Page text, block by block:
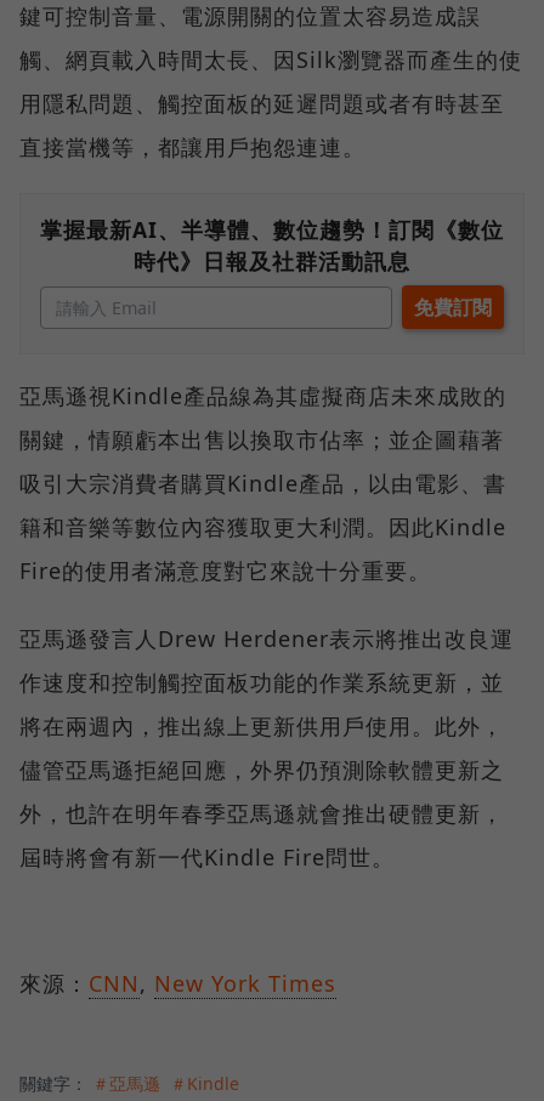
鍵可控制音量、電源開關的位置太容易造成誤
觸、網頁載入時間太長、因Silk瀏覽器而產生的使
用隱私問題、觸控面板的延遲問題或者有時甚至
直接當機等，都讓用戶抱怨連連。
掌握最新AI、半導體、數位趨勢！訂閱《數位
時代》日報及社群活動訊息
亞馬遜視Kindle產品線為其虛擬商店未來成敗的
關鍵，情願虧本出售以換取市佔率；並企圖藉著
吸引大宗消費者購買Kindle產品，以由電影、書
籍和音樂等數位內容獲取更大利潤。因此Kindle
Fire的使用者滿意度對它來說十分重要。
亞馬遜發言人Drew Herdener表示將推出改良運
作速度和控制觸控面板功能的作業系統更新，並
將在兩週內，推出線上更新供用戶使用。此外，
儘管亞馬遜拒絕回應，外界仍預測除軟體更新之
外，也許在明年春季亞馬遜就會推出硬體更新，
屆時將會有新一代Kindle Fire問世。
來源： CNN, New York Times
關鍵字： ＃亞馬遜 ＃Kindle